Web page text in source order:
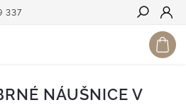
337
Hledat
NÁUŠNICE V